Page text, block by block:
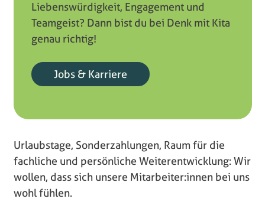
Liebenswürdigkeit, Engagement und
Teamgeist? Dann bist du bei Denk mit Kita
genau richtig!
Jobs & Karriere
Urlaubstage, Sonderzahlungen, Raum für die
fachliche und persönliche Weiterentwicklung: Wir
wollen, dass sich unsere Mitarbeiter:innen bei uns
wohl fühlen.